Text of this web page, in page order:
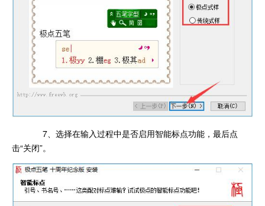
7、选择在输入过程中是否启用智能标点功能，最后点
击“关闭”。